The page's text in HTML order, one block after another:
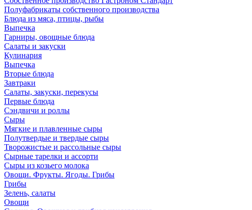
Полуфабрикаты собственного производства
Блюда из мяса, птицы, рыбы
Выпечка
Гарниры, овощные блюда
Салаты и закуски
Кулинария
Выпечка
Вторые блюда
Завтраки
Салаты, закуски, перекусы
Первые блюда
Сэндвичи и роллы
Сыры
Мягкие и плавленные сыры
Полутвердые и твердые сыры
Творожистые и рассольные сыры
Сырные тарелки и ассорти
Сыры из козьего молока
Овощи. Фрукты. Ягоды. Грибы
Грибы
Зелень, салаты
Овощи